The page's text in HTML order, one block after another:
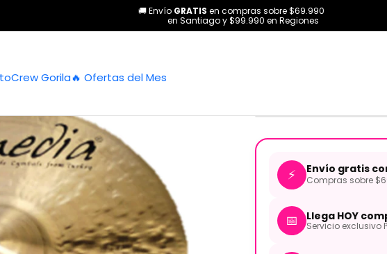
Crew Gorila🔥 Ofertas del Mes
🚚 Envío GRATIS en compras sobre $69.990
en Santiago y $99.990 en Regiones
Baterías y Percusión Platillos Platillo Crash Ahmet Leyend 19"
⚡ Envío gratis con
Compras sobre
📅 Llega HOY
Servicio exclusivo